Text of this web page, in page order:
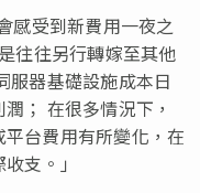
感受到新費用一夜之
往往另行轉嫁至其他
服器基礎設施成本日
； 在很多情況下，
台費用有所變化，在
支。」